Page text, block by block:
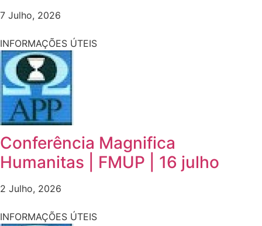
7 Julho, 2026
INFORMAÇÕES ÚTEIS
Conferência Magnifica
Humanitas | FMUP | 16 julho
2 Julho, 2026
INFORMAÇÕES ÚTEIS